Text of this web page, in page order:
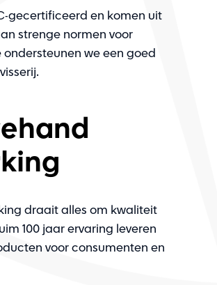
gecertificeerd en komen uit
strenge normen voor
we een goed
draait alles om kwaliteit
100 jaar ervaring leveren
voor consumenten en